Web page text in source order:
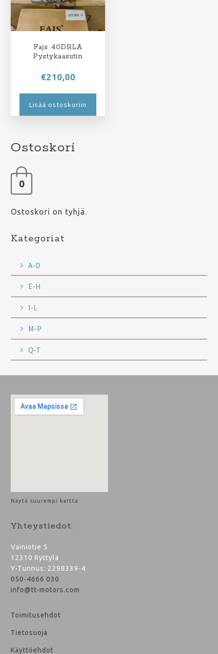
Fajs 40DRLA
Pystykaasutin
€210,00
Lisää ostoskoriin
Ostoskori
0
Ostoskori on tyhjä.
Kategoriat
A-D
E-H
I-L
M-P
Q-T
Footer
Näytä suurempi kartta
Yhteystiedot:
Vainiotie 5
12310 Ryttylä
Y-Tunnus: 2298339-4
050-4666 030
info@tt-motors.com
Toimitusehdot
Tietosuoja
Käyttöehdot